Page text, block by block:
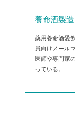
養命酒製
薬用養命酒愛
員向けメール
医師や専門家
っている。